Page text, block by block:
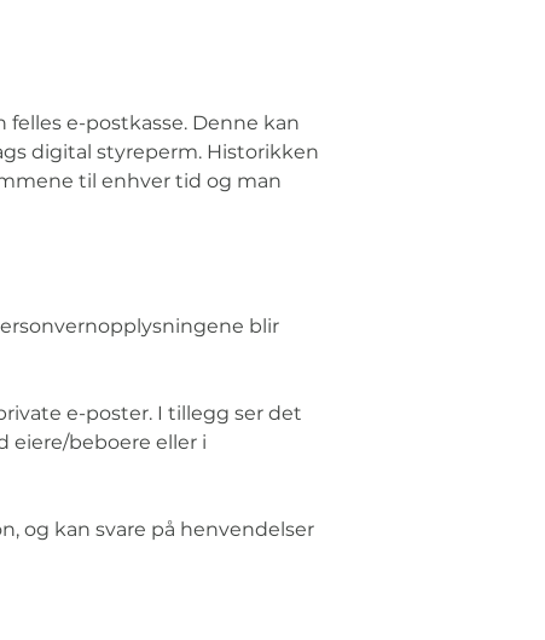
e-postkasse. Denne kan
digital styreperm. Historikken
til enhver tid og man
blir
e-poster. I tillegg ser det
eiere/beboere eller i
og kan svare på henvendelser